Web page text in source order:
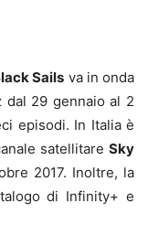
Sails va in onda
dal 29 gennaio al 2
episodi. In Italia è
satellitare Sky
2017. Inoltre, la
di Infinity+ e